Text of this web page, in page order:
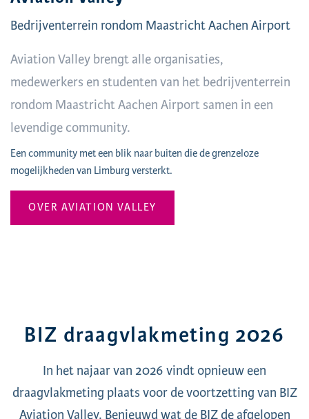
Bedrijventerrein rondom Maastricht Aachen Airport
Aviation Valley brengt alle organisaties,
medewerkers en studenten van het bedrijventerrein
rondom Maastricht Aachen Airport samen in een
levendige community.
Een community met een blik naar buiten die de grenzeloze
mogelijkheden van Limburg versterkt.
OVER AVIATION VALLEY
BIZ draagvlakmeting 2026
In het najaar van 2026 vindt opnieuw een
draagvlakmeting plaats voor de voortzetting van BIZ
Aviation Valley. Benieuwd wat de BIZ de afgelopen